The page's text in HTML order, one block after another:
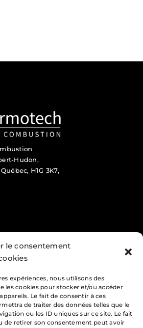
le consentement
expériences, nous utilisons des
les cookies pour stocker et/ou accéder
Le fait de consentir à ces
de traiter des données telles que le
ou les ID uniques sur ce site. Le fait
de retirer son consentement peut avoir
Hudon,
H1G 3K7,
– 16h